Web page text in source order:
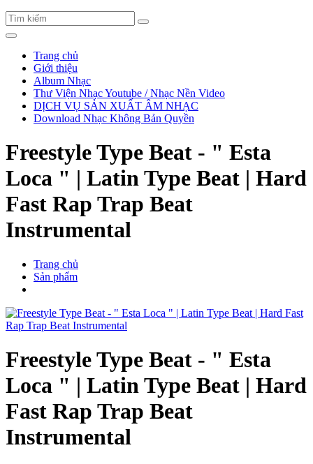
Trang chủ
Giới thiệu
Album Nhạc
Thư Viện Nhạc Youtube / Nhạc Nền Video
DỊCH VỤ SẢN XUẤT ÂM NHẠC
Download Nhạc Không Bản Quyền
Freestyle Type Beat - " Esta
Loca " | Latin Type Beat | Hard
Fast Rap Trap Beat
Instrumental
Trang chủ
Sản phẩm
Freestyle Type Beat - " Esta
Loca " | Latin Type Beat | Hard
Fast Rap Trap Beat
Instrumental